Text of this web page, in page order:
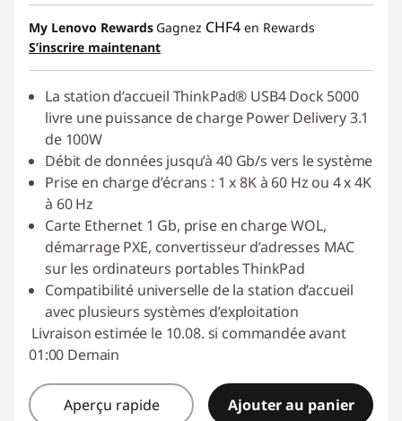
My Lenovo Rewards Gagnez CHF4 en Rewards
S’inscrire maintenant
La station d’accueil ThinkPad® USB4 Dock 5000
livre une puissance de charge Power Delivery 3.1
de 100W
Débit de données jusqu’à 40 Gb/s vers le système
Prise en charge d’écrans : 1 x 8K à 60 Hz ou 4 x 4K
à 60 Hz
Carte Ethernet 1 Gb, prise en charge WOL,
démarrage PXE, convertisseur d’adresses MAC
sur les ordinateurs portables ThinkPad
Compatibilité universelle de la station d’accueil
avec plusieurs systèmes d’exploitation
Livraison estimée le 10.08. si commandée avant
01:00 Demain
Aperçu rapide Ajouter au panier